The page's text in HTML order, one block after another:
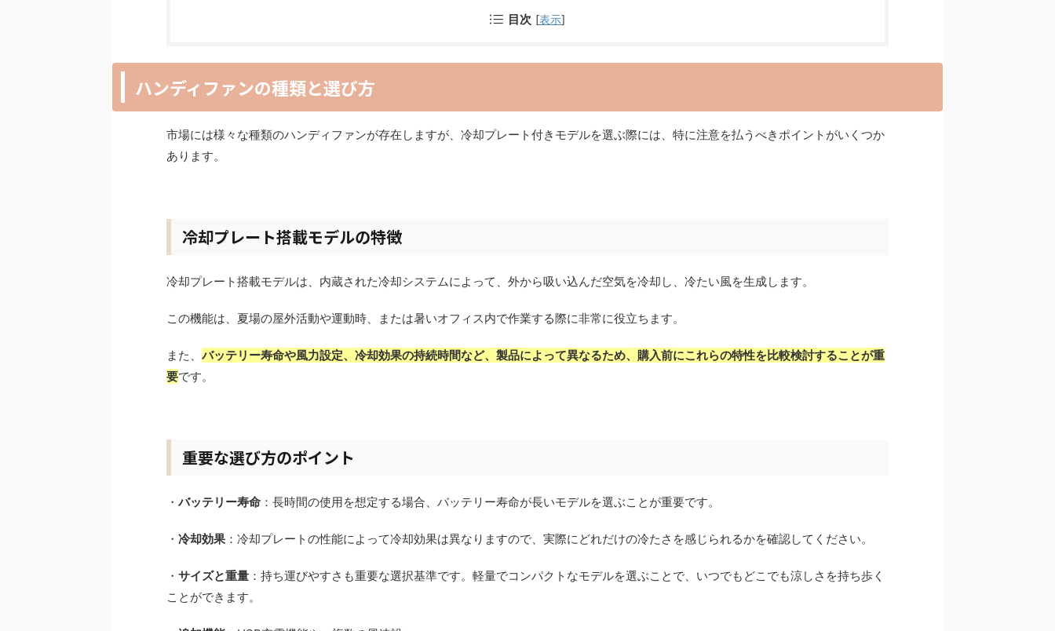
目次 [表示]
ハンディファンの種類と選び方
市場には様々な種類のハンディファンが存在しますが、冷却プレート付きモデルを選ぶ際には、特に注意を払うべきポイントがいくつか
あります。
冷却プレート搭載モデルの特徴
冷却プレート搭載モデルは、内蔵された冷却システムによって、外から吸い込んだ空気を冷却し、冷たい風を生成します。
この機能は、夏場の屋外活動や運動時、または暑いオフィス内で作業する際に非常に役立ちます。
また、 バッテリー寿命や風力設定、冷却効果の持続時間など、製品によって異なるため、購入前にこれらの特性を比較検討することが重
要です。
重要な選び方のポイント
・ バッテリー寿命 ：長時間の使用を想定する場合、バッテリー寿命が長いモデルを選ぶことが重要です。
・ 冷却効果 ：冷却プレートの性能によって冷却効果は異なりますので、実際にどれだけの冷たさを感じられるかを確認してください。
・ サイズと重量 ：持ち運びやすさも重要な選択基準です。軽量でコンパクトなモデルを選ぶことで、いつでもどこでも涼しさを持ち歩く
ことができます。